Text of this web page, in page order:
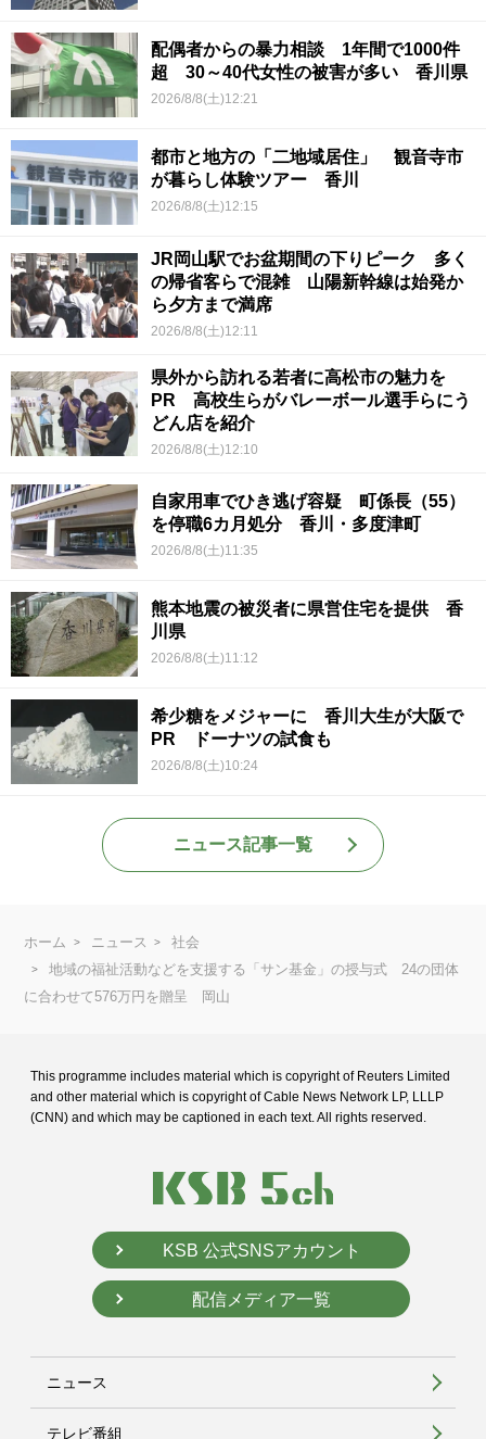
配偶者からの暴力相談 1年間で1000件
超 30～40代女性の被害が多い 香川県
2026/8/8(土)12:21
都市と地方の「二地域居住」 観音寺市
が暮らし体験ツアー 香川
2026/8/8(土)12:15
JR岡山駅でお盆期間の下りピーク 多く
の帰省客らで混雑 山陽新幹線は始発か
ら夕方まで満席
2026/8/8(土)12:11
県外から訪れる若者に高松市の魅力を
PR 高校生らがバレーボール選手らにう
どん店を紹介
2026/8/8(土)12:10
自家用車でひき逃げ容疑 町係長（55）
を停職6カ月処分 香川・多度津町
2026/8/8(土)11:35
熊本地震の被災者に県営住宅を提供 香
川県
2026/8/8(土)11:12
希少糖をメジャーに 香川大生が大阪で
PR ドーナツの試食も
2026/8/8(土)10:24
ニュース記事一覧
ホーム ニュース
社会
地域の福祉活動などを支援する「サン基金」の授与式 24の団体
に合わせて576万円を贈呈 岡山
This programme includes material which is copyright of Reuters Limited
and other material which is copyright of Cable News Network LP, LLLP
(CNN) and which may be captioned in each text. All rights reserved.
KSB 公式SNSアカウント
配信メディア一覧
ニュース
テレビ番組